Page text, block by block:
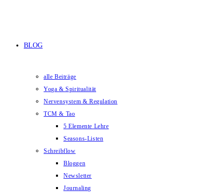
BLOG
alle Beiträge
Yoga & Spiritualität
Nervensystem & Regulation
TCM & Tao
5 Elemente Lehre
Seasons-Listen
Schreibflow
Bloggen
Newsletter
Journaling